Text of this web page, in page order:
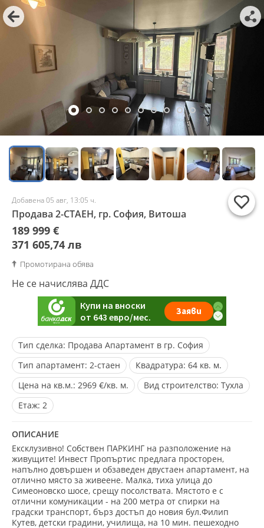
Добавена 05 авг, 13:05 ч.
Продава 2-СТАЕН, гр. София, Витоша
189 999 €
371 605,74 лв
Промотирана обява
Не се начислява ДДС
Тип сделка: Продава Апартамент в гр. София
Тип апартамент: 2-стаен Квадратура: 64 кв. м.
Цена на кв.м.: 2969 €/кв. м. Вид строителство: Тухла
Eтаж: 2
ОПИСАНИЕ
Ексклузивно! Собствен ПАРКИНГ на разположение на
живущите! Инвест Пропъртис предлага просторен,
напълно довършен и обзаведен двустаен апартамент, на
отлично място за живеене. Малка, тиха улица до
Симеоновско шосе, срещу посолствата. Мястото е с
отлични комуникации - на 200 метра от спирки на
градски транспорт, бърз достъп до новия бул.Филип
Кутев, детски градини, училища, на 10 мин. пешеходно